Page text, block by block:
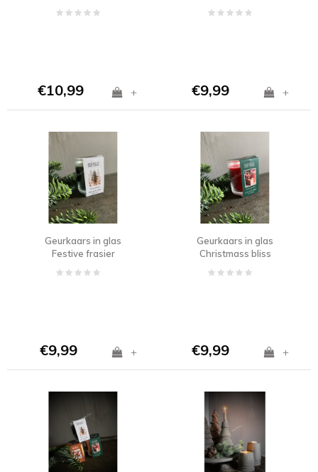
€10,99 + €9,99 +
Geurkaars in glas
Festive frasier
€9,99 +
Geurkaars in glas
Christmass bliss
€9,99 +